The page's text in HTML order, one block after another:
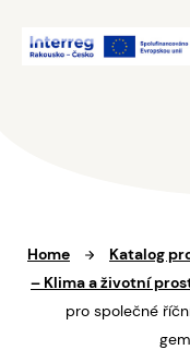
Home Katalog
– Klima a životní
pro společné